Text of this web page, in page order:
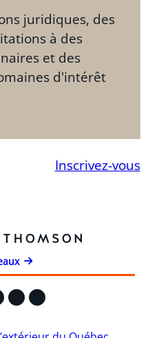
juridiques, des
à des
et des
d'intérêt
Inscrivez-vous
Instagram
YouTube